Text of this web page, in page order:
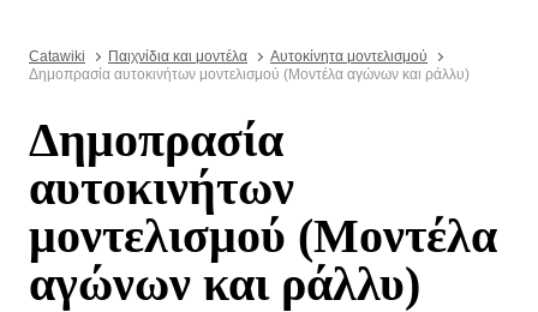
Catawiki Παιχνίδια και μοντέλα
Αυτοκίνητα μοντελισμού
Δημοπρασία αυτοκινήτων μοντελισμού (Μοντέλα αγώνων και ράλλυ)
Δημοπρασία
αυτοκινήτων
μοντελισμού (Μοντέλα
αγώνων και ράλλυ)